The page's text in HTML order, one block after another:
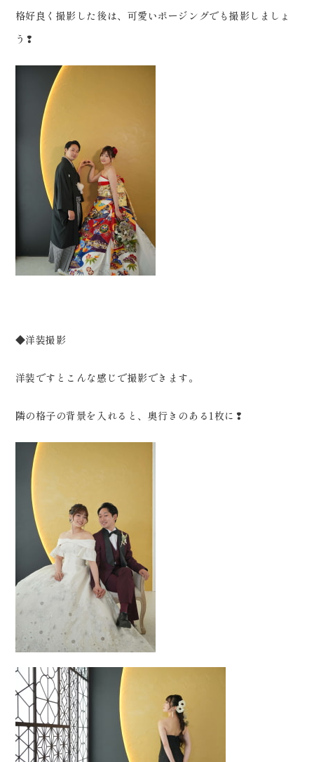
格好良く撮影した後は、可愛いポージングでも撮影しましょ
う❢
◆洋装撮影
洋装ですとこんな感じで撮影できます。
隣の格子の背景を入れると、奥行きのある1枚に❢